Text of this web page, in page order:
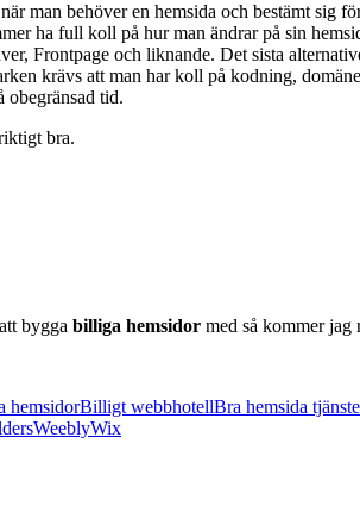
man behöver en hemsida och bestämt sig
ha full koll på hur man ändrar på sin
Frontpage och liknande. Det sista
krävs att man har koll på kodning,
obegränsad tid.
bra.
bygga billiga hemsidor med så kommer jag
hemsidorBilligt webbhotellBra hemsida
WeeblyWix